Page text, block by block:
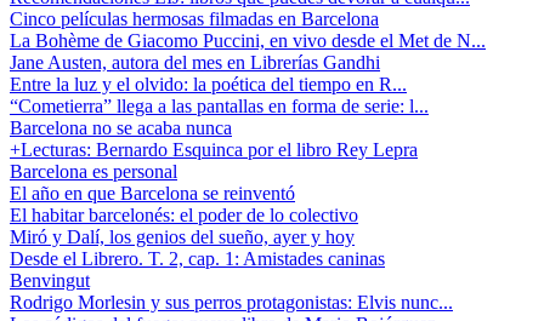
Cinco películas hermosas filmadas en Barcelona
La Bohème de Giacomo Puccini, en vivo desde el Met de N...
Jane Austen, autora del mes en Librerías Gandhi
Entre la luz y el olvido: la poética del tiempo en R...
“Cometierra” llega a las pantallas en forma de serie: l...
Barcelona no se acaba nunca
+Lecturas: Bernardo Esquinca por el libro Rey Lepra
Barcelona es personal
El año en que Barcelona se reinventó
El habitar barcelonés: el poder de lo colectivo
Miró y Dalí, los genios del sueño, ayer y hoy
Desde el Librero. T. 2, cap. 1: Amistades caninas
Benvingut
Rodrigo Morlesin y sus perros protagonistas: Elvis nunc...